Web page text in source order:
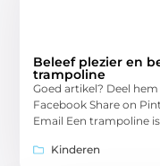
Beleef plezier en
trampoline
Goed artikel? Deel
Facebook Share on
Email Een trampoline is
Kinderen